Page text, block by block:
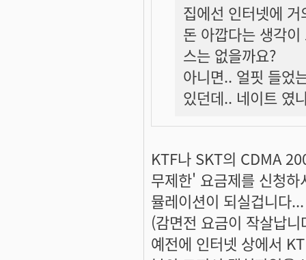
집에선 인터넷에
돈 아깝다는 생각
스는 없을까요?
아니면.. 얼핏 들었
있던데.. 네이트 였
KTF나 SKT의 CDMA
무제한' 요금제를 신청
뮬레이션이 되실겁니다...
(감면전 요금이 작살납
예전에 인터넷 상에서